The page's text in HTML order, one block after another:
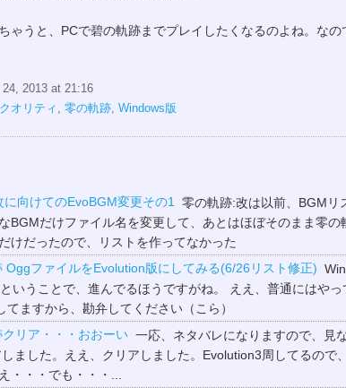
ゃうと、PCで碧の軌跡までプレイしたくなるのよね。なの
24, 2013 at 21:16
オリティ , 零の軌跡, Windows版
向けてのEvoBGM変更その1
零の軌跡:改は以前、BGMリ
BGMだけファイル名を変更して、あとはほぼそのまま零の
けだったので、リストを作ってなかった
OggファイルをEvolution版にしてみる(6/26リスト修正)
いうことで、進んでるほうですがね。 ええ、普通にはやっ
てますから、勘弁してください（こら）
リア・・・おおーい 一応、ネタバレになりますので、見
ました。ええ、クリアしました。Evolution3周してるので
・・・でも・・・...